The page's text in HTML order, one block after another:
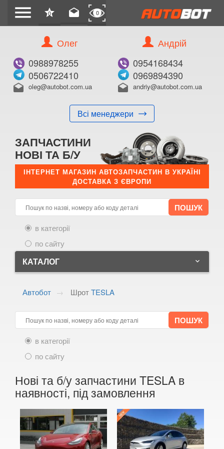
menu star
0 drafts 0
Олег
0988978255
0506722410
drafts oleg@autobot.com.ua
Всі менеджери
Андрій
0954168434
0969894390
drafts andriy@autobot.com.ua
ЗАПЧАСТИНИ
НОВІ ТА Б/У
ІНТЕРНЕТ МАГАЗИН АВТОЗАПЧАСТИН В УКРАЇНІ
ДОСТАВКА З ЄВРОПИ
в категорії
по сайту
КАТАЛОГ keyboard_arrow_down
BMW keyboard_arrow_down
CITROEN
FORD
HONDA keyboard_arrow_down
HYUNDAI keyboard_arrow_down
Автобот ШротTESLA
в категорії
по сайту
Нові та б/у запчастини TESLA в
наявності, під замовлення